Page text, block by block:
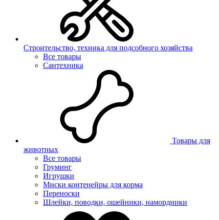
Строительство, техника для подсобного хозяйства
Все товары
Сантехника
Товары для
животных
Все товары
Груминг
Игрушки
Миски контенейры для корма
Переноски
Шлейки, поводки, ошейники, намордники